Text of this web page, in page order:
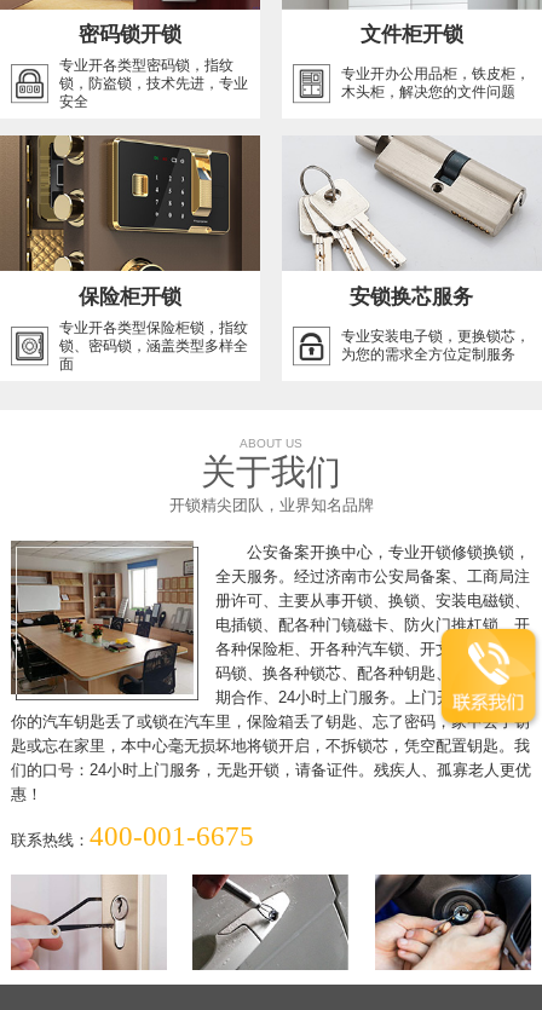
密码锁开锁
专业开各类型密码锁，指纹
锁，防盗锁，技术先进，专业
安全
文件柜开锁
专业开办公用品柜，铁皮柜，
木头柜，解决您的文件问题
保险柜开锁
专业开各类型保险柜锁，指纹
锁、密码锁，涵盖类型多样全
面
安锁换芯服务
专业安装电子锁，更换锁芯，
为您的需求全方位定制服务
ABOUT US
关于我们
开锁精尖团队，业界知名品牌
公安备案开换中心，专业开锁修锁换锁，
全天服务。经过济南市公安局备案、工商局注
册许可、主要从事开锁、换锁、安装电磁锁、
电插锁、配各种门镜磁卡、防火门推杠锁、开
各种保险柜、开各种汽车锁、开文件柜、开密
码锁、换各种锁芯、配各种钥匙、各单位可长
期合作、24小时上门服务。上门开锁，假如
你的汽车钥匙丢了或锁在汽车里，保险箱丢了钥匙、忘了密码，家中丢了钥
匙或忘在家里，本中心毫无损坏地将锁开启，不拆锁芯，凭空配置钥匙。我
们的口号：24小时上门服务，无匙开锁，请备证件。残疾人、孤寡老人更优
惠！
联系热线： 400-001-6675